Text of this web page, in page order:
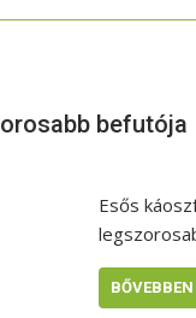
befutója
Esős
BŐVEBBEN